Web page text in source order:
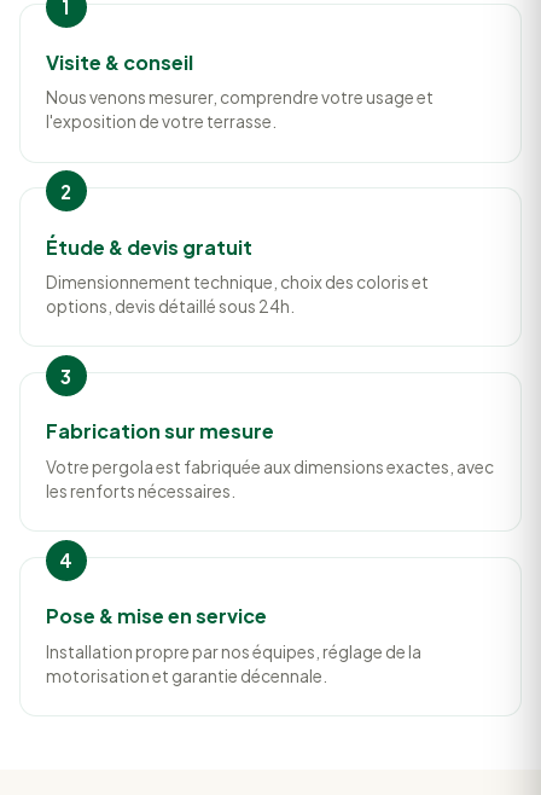
Visite & conseil
Nous venons mesurer, comprendre votre usage et
l'exposition de votre terrasse.
Étude & devis gratuit
Dimensionnement technique, choix des coloris et
options, devis détaillé sous 24h.
Fabrication sur mesure
Votre pergola est fabriquée aux dimensions exactes, avec
les renforts nécessaires.
Pose & mise en service
Installation propre par nos équipes, réglage de la
motorisation et garantie décennale.